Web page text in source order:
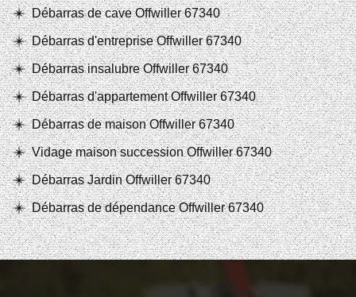
Débarras de cave Offwiller 67340
Débarras d'entreprise Offwiller 67340
Débarras insalubre Offwiller 67340
Débarras d'appartement Offwiller 67340
Débarras de maison Offwiller 67340
Vidage maison succession Offwiller 67340
Débarras Jardin Offwiller 67340
Débarras de dépendance Offwiller 67340